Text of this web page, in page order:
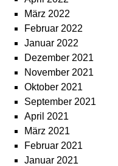
März 2022
Februar 2022
Januar 2022
Dezember 2021
November 2021
Oktober 2021
September 2021
April 2021
März 2021
Februar 2021
Januar 2021